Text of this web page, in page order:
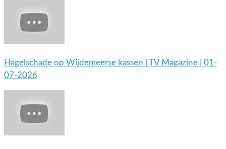
Hagelschade op Wijdemeerse kassen | TV Magazine | 01-
07-2026